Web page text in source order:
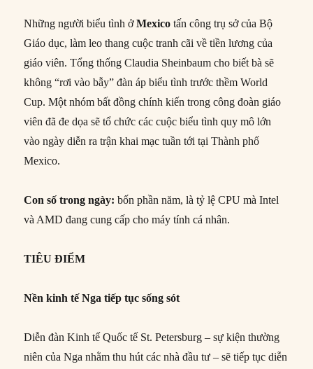
Những người biểu tình ởMexico tấn công trụ sở của Bộ
Giáo dục, làm leo thang cuộc tranh cãi về tiền lương của
giáo viên. Tổng thống Claudia Sheinbaum cho biết bà sẽ
không “rơi vào bẫy” đàn áp biểu tình trước thềm World
Cup. Một nhóm bất đồng chính kiến trong công đoàn giáo
viên đã đe dọa sẽ tổ chức các cuộc biểu tình quy mô lớn
vào ngày diễn ra trận khai mạc tuần tới tại Thành phố
Mexico.
Con số trong ngày: bốn phần năm, là tỷ lệ CPU mà Intel
và AMD đang cung cấp cho máy tính cá nhân.
TIÊU ĐIỂM
Nền kinh tế Nga tiếp tục sống sót
Diễn đàn Kinh tế Quốc tế St. Petersburg – sự kiện thường
niên của Nga nhằm thu hút các nhà đầu tư – sẽ tiếp tục diễn